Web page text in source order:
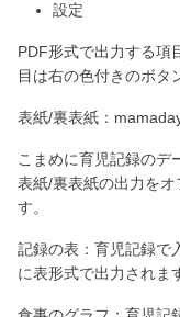
設定
PDF形式で出力する項
目は右の色付きのボタ
表紙/裏表紙：
こまめに育児記録のデ
表紙/裏表紙の出力を
す。
記録の表：育児記録で
に表形式で出力されま